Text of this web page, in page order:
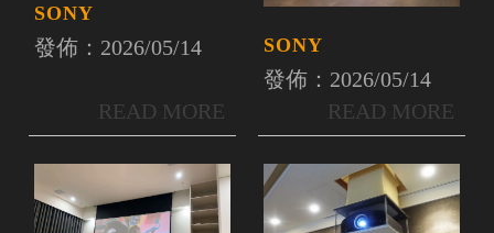
SONY
發佈：2026/05/14 SONY
發佈：2026/05/14